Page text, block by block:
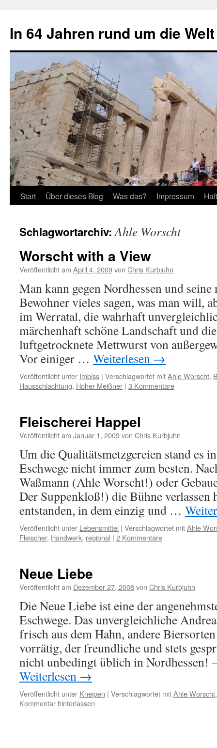
springen
In 64 Jahren rund um die Welt
Start Über dieses Blog Was das? Impressum
Schlagwortarchiv:Ahle Worscht
Worscht with a View
Veröffentlicht am April 4, 2009von Chris Kurbjuhn
Man kann gegen Nordhessen und seine
Bewohner vieles sagen, was man will,
im Werratal, die wahrhaft
märchenhaft schöne Landschaft und
luftgetrocknete Mettwurst von
Vor einiger … Weiterlesen →
Veröffentlicht unter Imbiss | Verschlagwortet mitAhle Worscht,
Hausschlachtung, Hoher Meißner | 3 Kommentare
Fleischerei Happel
Veröffentlicht am Januar 1, 2009von Chris Kurbjuhn
Um die Qualitätsmetzgereien stand es
Eschwege nicht immer zum besten.
Waßmann (Ahle Worscht!) oder
Der Suppenkloß!) die Bühne verlassen
entstanden, in dem einzig und …
Veröffentlicht unter Lebensmittel | Verschlagwortet mitAhle
Fleischer, Handwerk, regional | 2 Kommentare
Neue Liebe
Veröffentlicht am Dezember 27, 2008von Chris Kurbjuhn
Die Neue Liebe ist eine der
Eschwege. Das unvergleichliche
frisch aus dem Hahn, andere
vorrätig, der freundliche und stets
nicht unbedingt üblich in
Weiterlesen →
Veröffentlicht unter Kneipen | Verschlagwortet mitAhle Worscht
Kommentar hinterlassen